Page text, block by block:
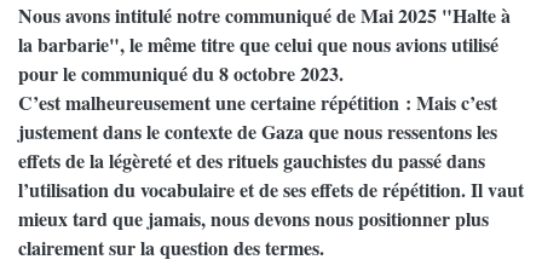
Nous avons intitulé notre communiqué de Mai 2025 "Halte à
la barbarie", le même titre que celui que nous avions utilisé
pour le communiqué du 8 octobre 2023.
C’est malheureusement une certaine répétition : Mais c’est
justement dans le contexte de Gaza que nous ressentons les
effets de la légèreté et des rituels gauchistes du passé dans
l’utilisation du vocabulaire et de ses effets de répétition. Il vaut
mieux tard que jamais, nous devons nous positionner plus
clairement sur la question des termes.